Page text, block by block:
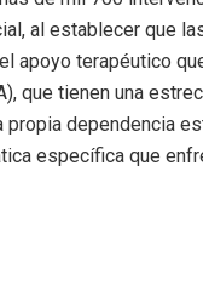
al establecer que
apoyo terapéutico
que tienen una
dependencia
específica que